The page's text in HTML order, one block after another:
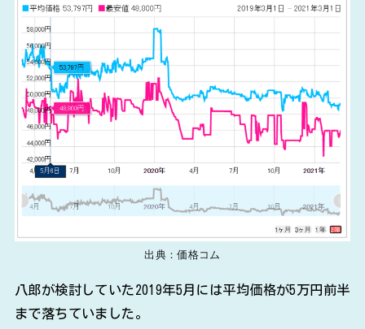
出典：価格コム
八郎が検討していた2019年5月には平均価格が5万円前半
まで落ちていました。